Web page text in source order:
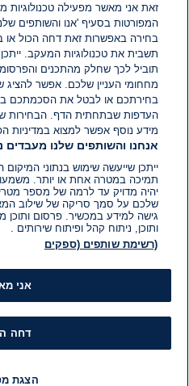
אין עדיין תגובות. היה
הוסף תגובה
זאת אני מאשר מפעילה
המפורטות בסעיף 'אנו והשותפים
בחירה באפשרות זאת דחה הכול
תשבית את טכנולוגיות המעקב.
תוביל לכך שחלק מהתכנים
מחחומי העניין שלכם. אפשר
בחירתכם או לבטל את הסכמתכם
העדפות שבתחתית הדף. הבחירות
מידע נוסף אפשר למצוא במדיניות
אנחנו והשותפים שלנו מעבדים
ייתכן שייעשה שימוש בנתוני
תמיכה במטרה אחת או יותר.
יהיה מדויק עד לרמה של מספר
שלכם על סמך סריקה של שילוב
גישה למידע במכשיר. פרסום ותוכן
ותוכן, ניתוח קהל ופיתוח שירותים .
(רשימת שותפים (ספקים
אני
דחה
הצגת